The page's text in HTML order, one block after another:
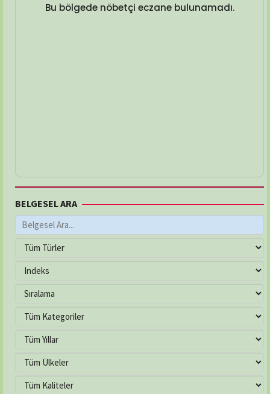
Bu bölgede nöbetçi eczane bulunamadı.
BELGESEL ARA